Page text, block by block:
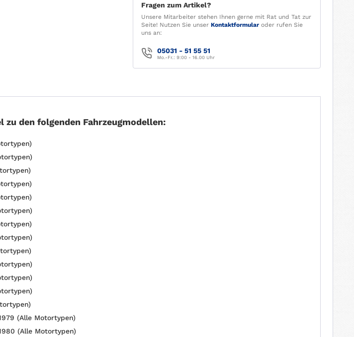
Fragen zum Artikel?
Unsere Mitarbeiter stehen Ihnen gerne mit Rat und Tat zur
Seite! Nutzen Sie unser Kontaktformularoder rufen Sie
uns an:
05031 - 51 55 51
Mo.-Fr.: 9:00 - 16.00 Uhr
den folgenden Fahrzeugmodellen:
(Alle Motortypen)
(Alle Motortypen)